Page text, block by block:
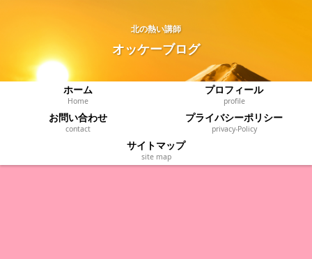
北の熱い講師
オッケーブログ
ホーム
Home
プロフィール
profile
お問い合わせ
contact
プライバシーポリシー
privacy‐Policy
サイトマップ
site map